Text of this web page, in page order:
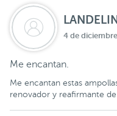
4 de
Me encantan.
Me encantan estas
renovador y reafirmante de